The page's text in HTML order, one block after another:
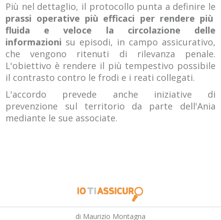
Più nel dettaglio, il protocollo punta a definire le
prassi operative più efficaci per rendere più
fluida e veloce la circolazione delle
informazioni su episodi, in campo assicurativo,
che vengono ritenuti di rilevanza penale.
L'obiettivo è rendere il più tempestivo possibile
il contrasto contro le frodi e i reati collegati.
L'accordo prevede anche iniziative di
prevenzione sul territorio da parte dell'Ania
mediante le sue associate.
di Maurizio Montagna